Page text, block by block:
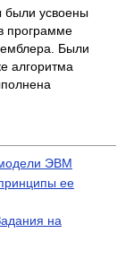
были усвоены
программе
Были
алгоритма
ЭВМ
ее
на